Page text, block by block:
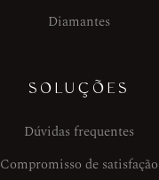
Diamantes
SOLUÇÕES
Dúvidas frequentes
Compromisso de satisfação